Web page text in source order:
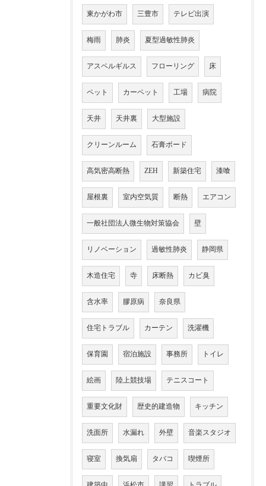
東かがわ市 三豊市 テレビ出演
梅雨 肺炎 夏型過敏性肺炎
アスペルギルス フローリング 床
ペット カーペット 工場 病院
天井 天井裏 大型施設
クリーンルーム 石膏ボード
高気密高断熱 ZEH 新築住宅 漆喰
屋根裏 室内空気質 断熱 エアコン
一般社団法人微生物対策協会 壁
リノベーション 過敏性肺炎 静岡県
木造住宅 寺 床断熱 カビ臭
含水率 膠原病 奈良県
住宅トラブル カーテン 洗濯機
保育園 宿泊施設 事務所 トイレ
絵画 陸上競技場 テニスコート
重要文化財 歴史的建造物 キッチン
洗面所 水漏れ 外壁 音楽スタジオ
寝室 換気扇 タバコ 喫煙所